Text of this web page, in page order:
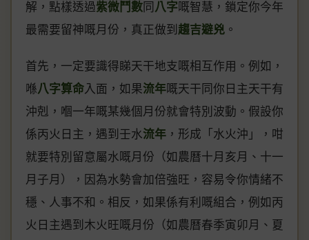
解，點樣透過紫微鬥數 同 八字嘅智慧，鎖定你今年
最需要留神嘅月份，真正做到 趨吉避兇 。
首先，一定要識得睇天干地支嘅相互作用。例如，
喺八字算命入面，如果流年嘅天干同你日主天干有
沖剋，嗰一年嘅某幾個月份就會特別波動。假設你
係丙火日主，遇到壬水流年 ，形成「水火沖」，咁
就要特別留意屬水嘅月份（如農曆十月亥月、十一
月子月），因為水勢會加倍強旺，容易令你情緒不
穩、人事不和。相反，如果係有利嘅組合，例如丙
火日主遇到木火旺嘅月份（如農曆春季寅卯月、夏